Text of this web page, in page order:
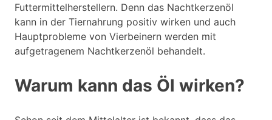
Futtermittelherstellern. Denn das Nachtkerzenöl
kann in der Tiernahrung positiv wirken und auch
Hauptprobleme von Vierbeinern werden mit
aufgetragenem Nachtkerzenöl behandelt.
Warum kann das Öl wirken?